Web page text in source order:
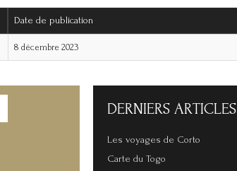
Date de publication
8 décembre 2023
DERNIERS ARTICLES
Les voyages de Corto
Carte du Togo